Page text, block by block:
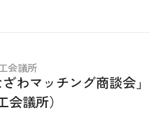
会議所
わマッチング商談会」
議所）